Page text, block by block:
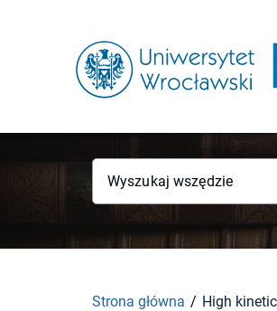
Wyszukaj wszędzie
Strona główna